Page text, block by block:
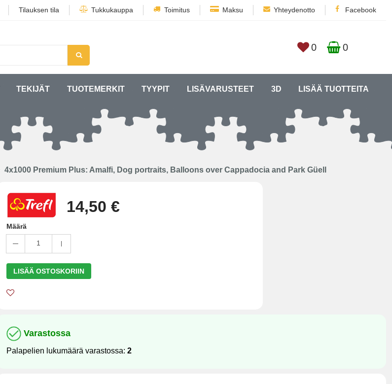
Tilauksen tila Tukkukauppa Toimitus Maksu Yhteydenotto Facebook
0 0
TEKIJÄT TUOTEMERKIT TYYPIT LISÄVARUSTEET 3D LISÄÄ TUOTTEITA
4x1000 Premium Plus: Amalfi, Dog portraits, Balloons over Cappadocia and Park Güell
14,50 €
Määrä
1
LISÄÄ OSTOSKORIIN
Varastossa
Palapelien lukumäärä varastossa: 2